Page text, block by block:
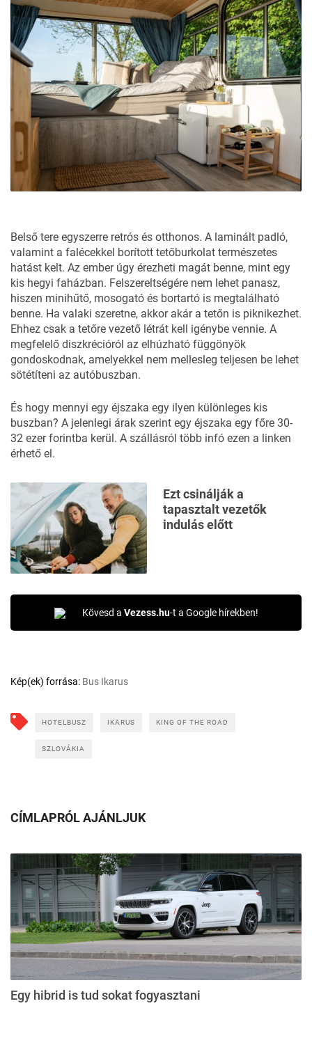
Belső tere egyszerre retrós és otthonos. A laminált padló,
valamint a falécekkel borított tetőburkolat természetes
hatást kelt. Az ember úgy érezheti magát benne, mint egy
kis hegyi faházban. Felszereltségére nem lehet panasz,
hiszen minihűtő, mosogató és bortartó is megtalálható
benne. Ha valaki szeretne, akkor akár a tetőn is piknikezhet.
Ehhez csak a tetőre vezető létrát kell igénybe vennie. A
megfelelő diszkrécióról az elhúzható függönyök
gondoskodnak, amelyekkel nem mellesleg teljesen be lehet
sötétíteni az autóbuszban.
És hogy mennyi egy éjszaka egy ilyen különleges kis
buszban? A jelenlegi árak szerint egy éjszaka egy főre 30-
32 ezer forintba kerül. A szállásról több infó ezen a linken
érhető el.
Ezt csinálják a
tapasztalt vezetők
indulás előtt
Kövesd a Vezess.hu-t a Google hírekben!
Kép(ek) forrása: Bus Ikarus
HOTELBUSZ IKARUS KING OF THE ROAD
SZLOVÁKIA
CÍMLAPRÓL AJÁNLJUK
Egy hibrid is tud sokat fogyasztani